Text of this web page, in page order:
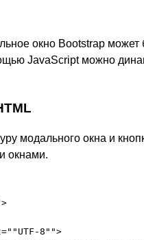
окно Bootstrap
JavaScript можно
модального окна и
окнами.
8"">